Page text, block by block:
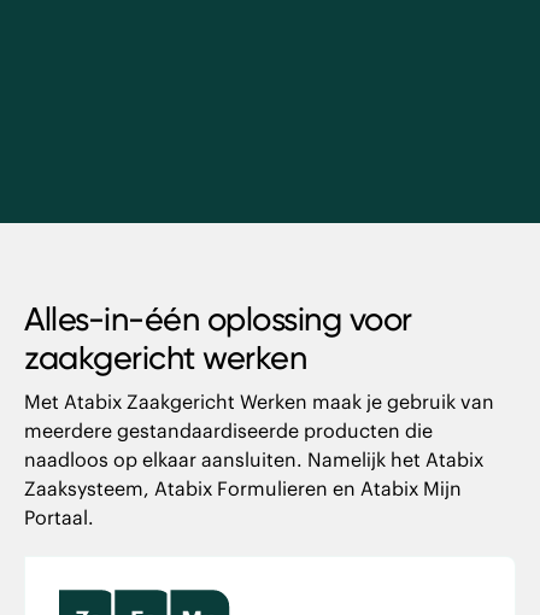
Alles-in-één oplossing voor
zaakgericht werken
Met Atabix Zaakgericht Werken maak je gebruik van
meerdere gestandaardiseerde producten die
naadloos op elkaar aansluiten. Namelijk het Atabix
Zaaksysteem, Atabix Formulieren en Atabix Mijn
Portaal.